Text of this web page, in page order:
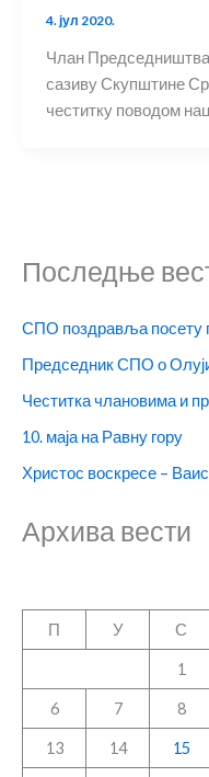
4. јул 2020.
Члан
сазиву Скупштине
честитку поводом
Последње
СПО поздравља посету
Председник СПО о
Честитка члановима и
10. маја на Равну гору
Христос воскресе –
Архива вести
П
У С
1
6 7 8
13 14 15